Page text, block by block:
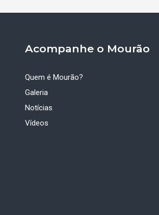
Acompanhe o Mourão
Quem é Mourão?
Galeria
Notícias
Vídeos